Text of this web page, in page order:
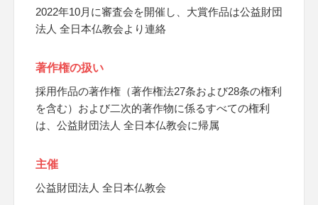
2022年10月に審査会を開催し、大賞作品は公益財団
法人 全日本仏教会より連絡
著作権の扱い
採用作品の著作権（著作権法27条および28条の権利
を含む）および二次的著作物に係るすべての権利
は、公益財団法人 全日本仏教会に帰属
主催
公益財団法人 全日本仏教会